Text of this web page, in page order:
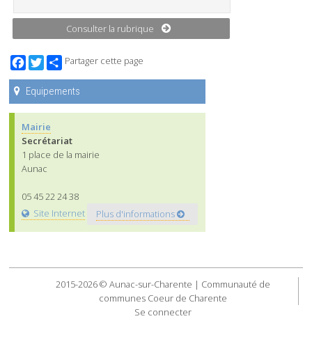
Consulter la rubrique
Facebook
TwitterPartager cette page
Equipements
Mairie
Secrétariat
1 place de la mairie
Aunac
05 45 22 24 38
Site Internet
Plus d'informations
2015-2026 © Aunac-sur-Charente | Communauté de
communes Coeur de Charente
Se connecter